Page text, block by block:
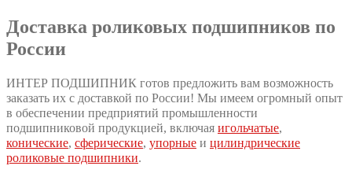
Доставка роликовых подшипников по
России
ИНТЕР ПОДШИПНИК готов предложить вам возможность
заказать их с доставкой по России! Мы имеем огромный опыт
в обеспечении предприятий промышленности
подшипниковой продукцией, включая игольчатые,
конические, сферические, упорные и цилиндрические
роликовые подшипники.